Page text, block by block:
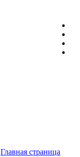
Главная страница